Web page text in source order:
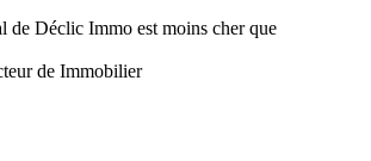
de Déclic Immo est moins cher que
de Immobilier